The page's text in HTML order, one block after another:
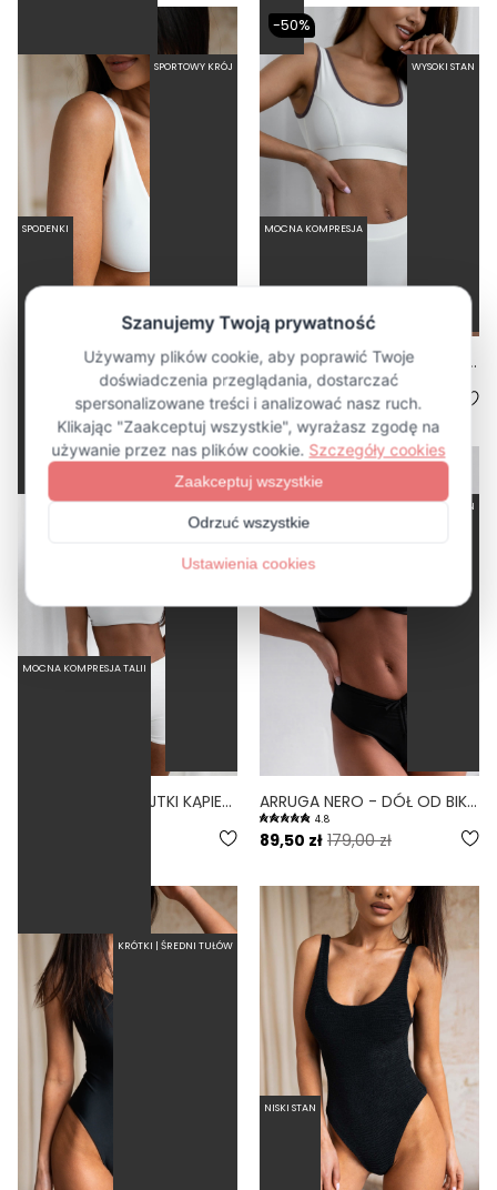
SPORTOWY KRÓJ
SPORTY BONE - GÓRA OD BIKINI NA MAŁY BIUST SPORTOWA BIAŁY
199,00 zł
WYSOKI STAN
-50%
VIBE BONE - DÓŁ OD BIKINI SZORTY BIAŁY
84,50 zł 169,00 zł
SPODENKI
YOGA BONE - MAJTKI KĄPIELOWE WYSOKI STAN SZORTY BIALY
MOCNA KOMPRESJA
WYSOKI STAN
-50%
ARRUGA NERO - DÓŁ OD BIKINI MARSZCZONY WYSOKI STAN CZARNY
4.8
89,50 zł 179,00 zł
MOCNA KOMPRESJA TALII
KRÓTKI | ŚREDNI TUŁÓW
NISKI STAN